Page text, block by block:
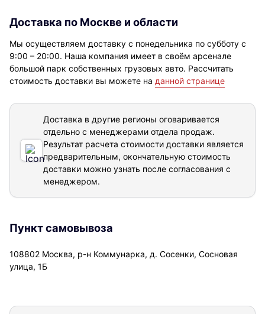
Доставка по Москве и области
Мы осуществляем доставку с понедельника по субботу с
9:00 – 20:00. Наша компания имеет в своём арсенале
большой парк собственных грузовых авто. Рассчитать
стоимость доставки вы можете на данной странице
Доставка в другие регионы оговаривается
отдельно с менеджерами отдела продаж.
Результат расчета стоимости доставки является
предварительным, окончательную стоимость
доставки можно узнать после согласования с
менеджером.
Пункт самовывоза
108802 Москва, р-н Коммунарка, д. Сосенки, Сосновая
улица, 1Б